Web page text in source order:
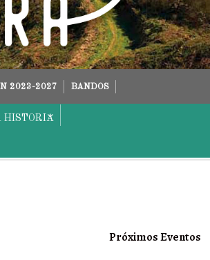
2023-2027 BANDOS
HISTORIA
Próximos Eventos